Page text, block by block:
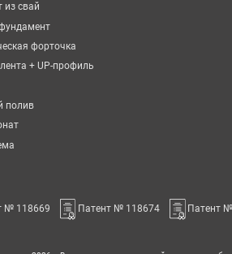
из свай
форточка
+ UP-профиль
полив
№ 118669 Патент № 118674 Патент